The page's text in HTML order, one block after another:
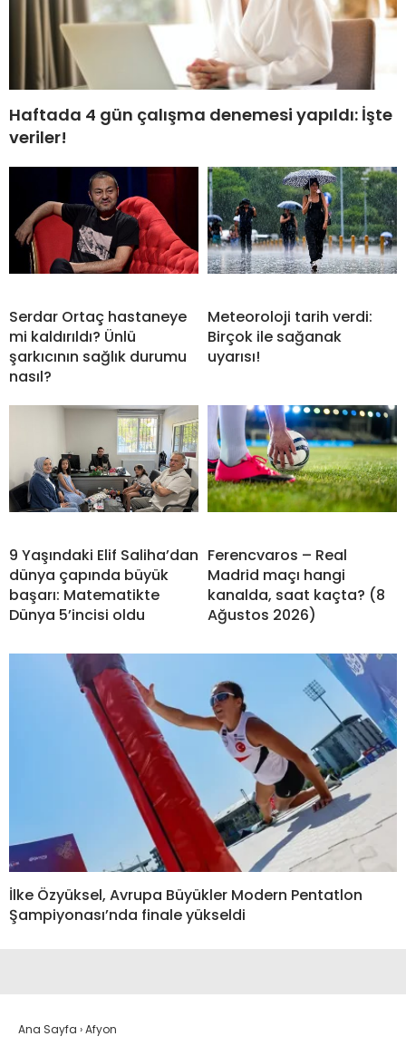
Haftada 4 gün çalışma denemesi yapıldı: İşte
veriler!
Serdar Ortaç hastaneye
mi kaldırıldı? Ünlü
şarkıcının sağlık durumu
nasıl?
Meteoroloji tarih verdi:
Birçok ile sağanak
uyarısı!
9 Yaşındaki Elif Saliha’dan
dünya çapında büyük
başarı: Matematikte
Dünya 5’incisi oldu
Ferencvaros – Real
Madrid maçı hangi
kanalda, saat kaçta? (8
Ağustos 2026)
İlke Özyüksel, Avrupa Büyükler Modern Pentatlon
Şampiyonası’nda finale yükseldi
Ana Sayfa ›Afyon